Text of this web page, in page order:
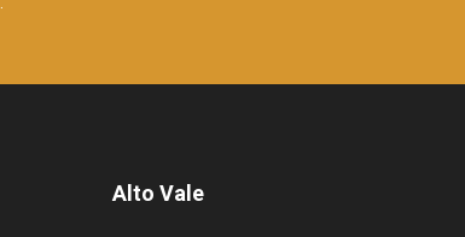
Alto Vale